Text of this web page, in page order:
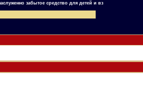
забытое средство для детей и вз